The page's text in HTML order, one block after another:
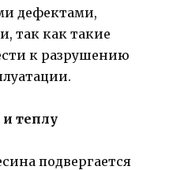
дефектами,
так как такие
к разрушению
и теплу
подвергается